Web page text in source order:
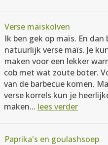
Verse maïskolven
Ik ben gek op maïs. En dan
natuurlijk verse maïs. Je
maken voor een lekker
cob met wat zoute boter.
van de barbecue komen.
verse korrels kun je
maken... lees verder
Paprika's en goulashsoep